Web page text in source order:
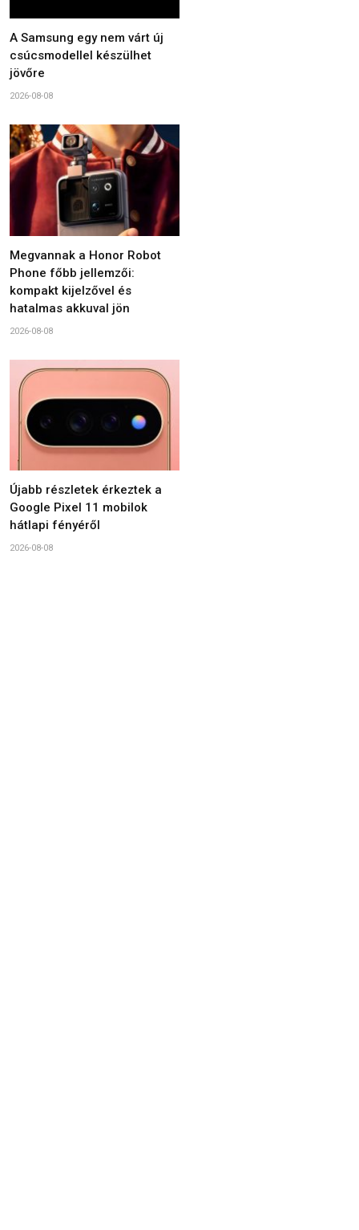
A Samsung egy nem várt új
csúcsmodellel készülhet
jövőre
2026-08-08
Megvannak a Honor Robot
Phone főbb jellemzői:
kompakt kijelzővel és
hatalmas akkuval jön
2026-08-08
Újabb részletek érkeztek a
Google Pixel 11 mobilok
hátlapi fényéről
2026-08-08